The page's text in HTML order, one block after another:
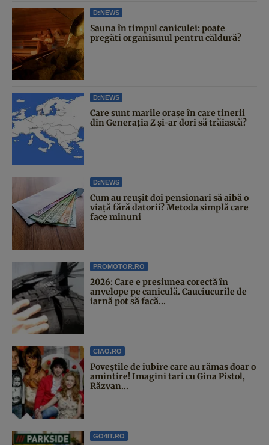
D:NEWS
Sauna în timpul caniculei: poate
pregăti organismul pentru căldură?
D:NEWS
Care sunt marile orașe în care tinerii
din Generația Z și-ar dori să trăiască?
D:NEWS
Cum au reușit doi pensionari să aibă o
viață fără datorii? Metoda simplă care
face minuni
PROMOTOR.RO
2026: Care e presiunea corectă în
anvelope pe caniculă. Cauciucurile de
iarnă pot să facă...
CIAO.RO
Poveştile de iubire care au rămas doar o
amintire! Imagini tari cu Gina Pistol,
Răzvan...
GO4IT.RO